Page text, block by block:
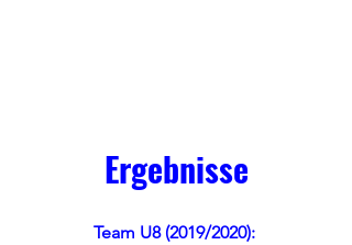
Ergebnisse
Team U8 (2019/2020):